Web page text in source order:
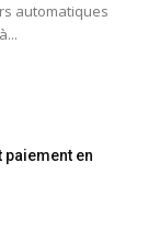
automatiques
paiement en